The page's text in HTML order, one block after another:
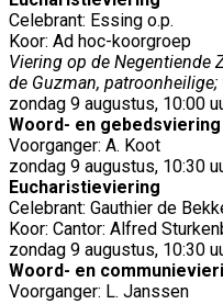
Celebrant: Essing o.p.
Koor: Ad hoc-koorgroep
Viering op de Negentiende
de Guzman,
zondag 9 augustus, 10:00
Woord- en gebedsviering
Voorganger: A. Koot
zondag 9 augustus, 10:30
Eucharistieviering
Celebrant: Gauthier de
Koor: Cantor: Alfred
zondag 9 augustus, 10:30
Woord- en
Voorganger: L. Janssen